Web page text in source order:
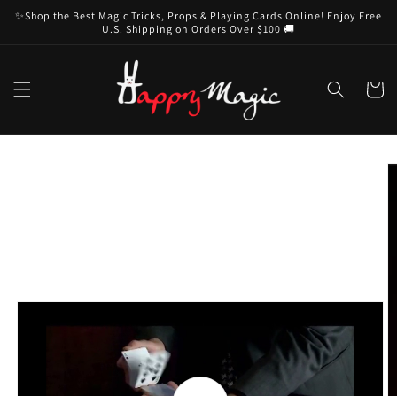
Skip to
content
✨Shop the Best Magic Tricks, Props & Playing Cards Online! Enjoy Free
U.S. Shipping on Orders Over $100 🚚
Cart